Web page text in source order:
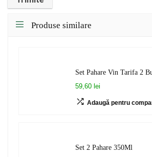
Produse similare
Set Pahare Vin Tarifa 2
59,60 lei
Adaugă pentru
Set 2 Pahare 350Ml